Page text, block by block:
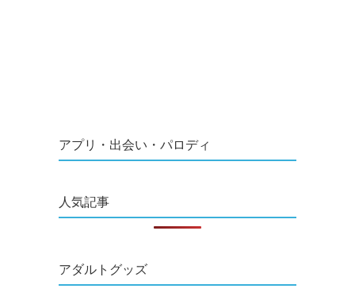
アプリ・出会い・パロディ
人気記事
アダルトグッズ